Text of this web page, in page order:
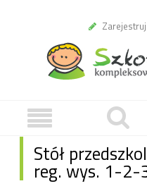
Stół
reg. wys. 1-2-